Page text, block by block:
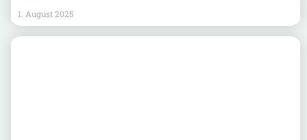
1. August 2025